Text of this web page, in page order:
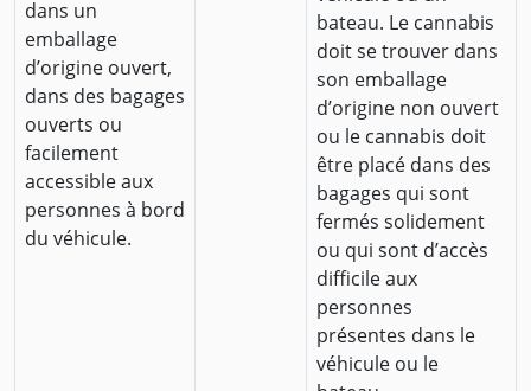
bateau. Le cannabis
doit se trouver dans
son emballage
d’origine non ouvert
ou le cannabis doit
être placé dans des
bagages qui sont
fermés solidement
ou qui sont d’accès
difficile aux
personnes
présentes dans le
véhicule ou le
dans un
emballage
d’origine ouvert,
dans des bagages
ouverts ou
facilement
accessible aux
personnes à bord
du véhicule.